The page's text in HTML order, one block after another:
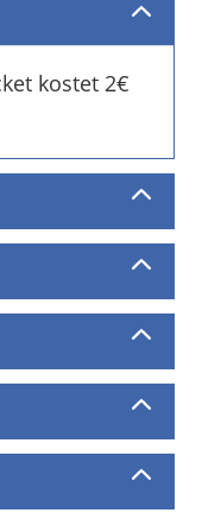
kostet 2€